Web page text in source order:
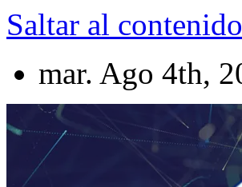
Saltar al contenido
mar. Ago 4th,